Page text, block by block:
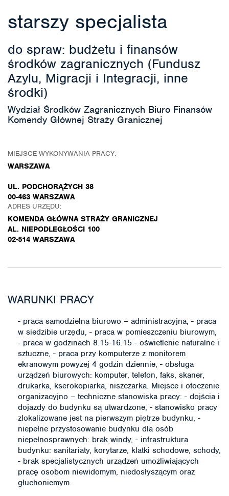
starszy specjalista
do spraw: budżetu i finansów
środków zagranicznych (Fundusz
Azylu, Migracji i Integracji, inne
środki)
Wydział Środków Zagranicznych Biuro Finansów
Komendy Głównej Straży Granicznej
MIEJSCE WYKONYWANIA PRACY:
WARSZAWA
UL. PODCHORĄŻYCH 38
00-463 WARSZAWA
ADRES URZĘDU:
KOMENDA GŁÓWNA STRAŻY GRANICZNEJ
AL. NIEPODLEGŁOŚCI 100
02-514 WARSZAWA
WARUNKI PRACY
- praca samodzielna biurowo – administracyjna, - praca
w siedzibie urzędu, - praca w pomieszczeniu biurowym,
- praca w godzinach 8.15-16.15 - oświetlenie naturalne i
sztuczne, - praca przy komputerze z monitorem
ekranowym powyżej 4 godzin dziennie, - obsługa
urządzeń biurowych: komputer, telefon, faks, skaner,
drukarka, kserokopiarka, niszczarka. Miejsce i otoczenie
organizacyjno – techniczne stanowiska pracy: - dojścia i
dojazdy do budynku są utwardzone, - stanowisko pracy
zlokalizowane jest na pierwszym piętrze budynku, -
niepełne przystosowanie budynku dla osób
niepełnosprawnych: brak windy, - infrastruktura
budynku: sanitariaty, korytarze, klatki schodowe, schody,
- brak specjalistycznych urządzeń umożliwiających
pracę osobom niewidomym, niedosłyszącym oraz
głuchoniemym.